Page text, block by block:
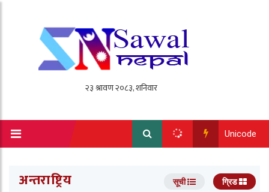
Unicode
अन्तराष्ट्रिय सूची ग्रिड